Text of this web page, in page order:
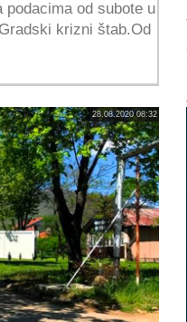
podacima od subote u
krizni štab.Od
28.08.2020 08:32